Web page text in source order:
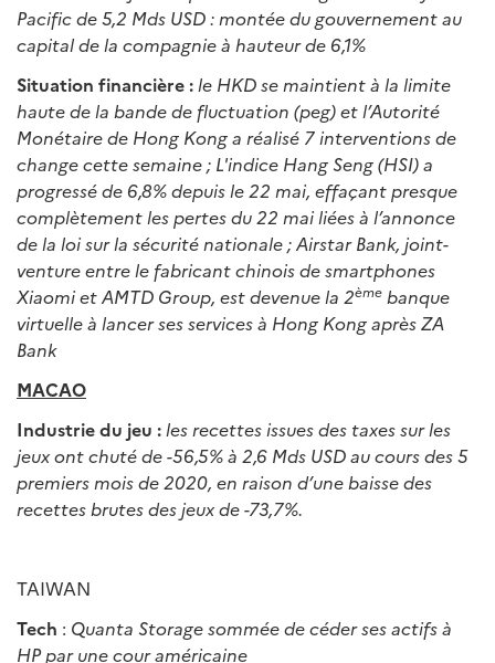
Pacific de 5,2 Mds USD : montée du gouvernement au
capital de la compagnie à hauteur de 6,1%
Situation financière : le HKD se maintient à la limite
haute de la bande de fluctuation (peg) et l’Autorité
Monétaire de Hong Kong a réalisé 7 interventions de
change cette semaine ; L'indice Hang Seng (HSI) a
progressé de 6,8% depuis le 22 mai, effaçant presque
complètement les pertes du 22 mai liées à l’annonce
de la loi sur la sécurité nationale ; Airstar Bank, joint-
venture entre le fabricant chinois de smartphones
Xiaomi et AMTD Group, est devenue la 2ème banque
virtuelle à lancer ses services à Hong Kong après ZA
Bank
MACAO
Industrie du jeu : les recettes issues des taxes sur les
jeux ont chuté de -56,5% à 2,6 Mds USD au cours des 5
premiers mois de 2020, en raison d’une baisse des
recettes brutes des jeux de -73,7%.
TAIWAN
Tech : Quanta Storage sommée de céder ses actifsà
HP par une cour américaine